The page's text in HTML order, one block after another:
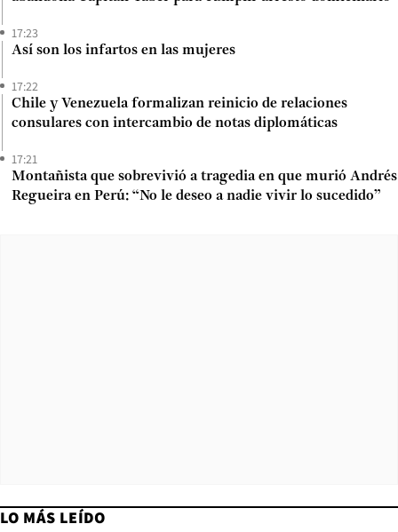
17:23
Así son los infartos en las mujeres
17:22
Chile y Venezuela formalizan reinicio de relaciones
consulares con intercambio de notas diplomáticas
17:21
Montañista que sobrevivió a tragedia en que murió Andrés
Regueira en Perú: “No le deseo a nadie vivir lo sucedido”
LO MÁS LEÍDO